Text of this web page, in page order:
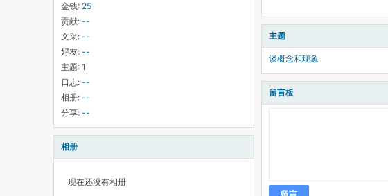
金钱: 25
贡献: --
文采: --
好友: --
主题: 1
日志: --
相册: --
分享: --
相册
现在还没有相册
主题
谈概念和现象
留言板